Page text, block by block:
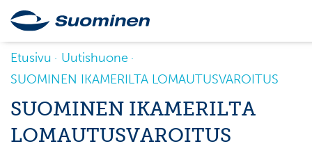
Etusivu
Uutishuone
SUOMINEN IKAMERILTA LOMAUTUSVAROITUS
SUOMINEN IKAMERILTA
LOMAUTUSVAROITUS